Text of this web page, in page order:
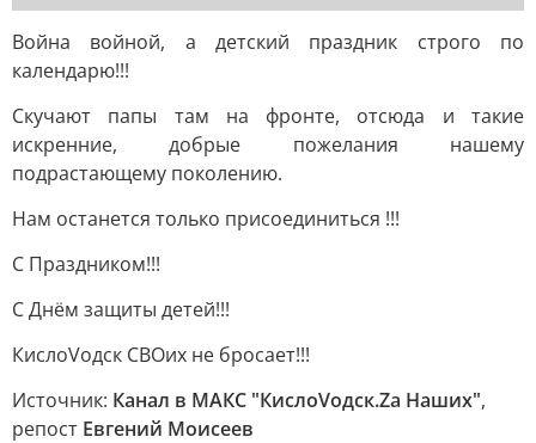
Война войной, а детский праздник строго по
календарю!!!
Скучают папы там на фронте, отсюда и такие
искренние, добрые пожелания нашему
подрастающему поколению.
Нам останется только присоединиться !!!
С Праздником!!!
С Днём защиты детей!!!
КислоVодск СВОих не бросает!!!
Источник: Канал в МАКС "КислоVодск.Za Наших",
репост Евгений Моисеев